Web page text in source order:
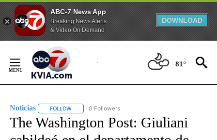
ABC-7 News App
Breaking News Alerts
& Video On Demand
DOWNLOAD
Content
81°
Noticias FOLLOW FOLLOW "NOTICIAS" TO RECEIVE NOTIFICATIONS
0 Followers
The Washington Post: Giuliani